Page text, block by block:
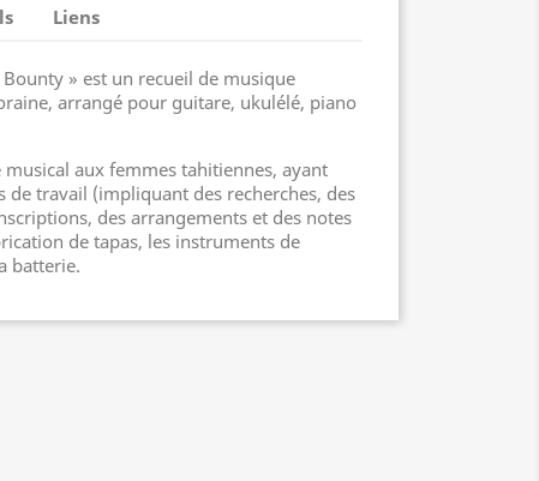
Liens
Bounty » est un recueil de musique
arrangé pour guitare, ukulélé, piano
aux femmes tahitiennes, ayant
de travail (impliquant des recherches, des
des arrangements et des notes
de tapas, les instruments de
batterie.